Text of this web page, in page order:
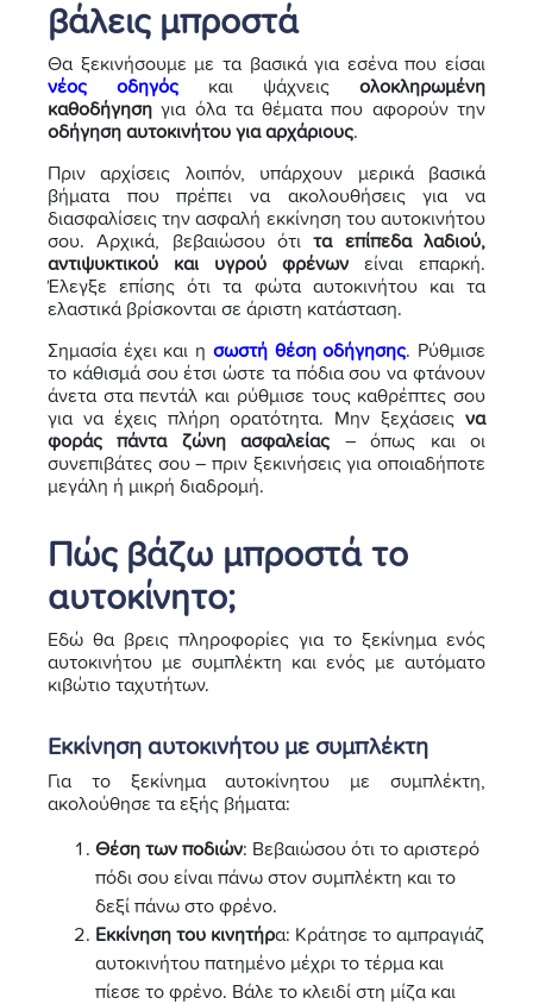
βάλεις μπροστά
Θα ξεκινήσουμε με τα βασικά για εσένα που είσαι
νέος οδηγός και ψάχνεις ολοκληρωμένη
καθοδήγηση για όλα τα θέματα που αφορούν την
οδήγηση αυτοκινήτου για αρχάριους.
Πριν αρχίσεις λοιπόν, υπάρχουν μερικά βασικά
βήματα που πρέπει να ακολουθήσεις για να
διασφαλίσεις την ασφαλή εκκίνηση του αυτοκινήτου
σου. Αρχικά, βεβαιώσου ότιτα επίπεδα λαδιού,
αντιψυκτικού και υγρού φρένων είναι επαρκή.
Έλεγξε επίσης ότι τα φώτα αυτοκινήτου και τα
ελαστικά βρίσκονται σε άριστη κατάσταση.
Σημασία έχει και η σωστή θέση οδήγησης. Ρύθμισε
το κάθισμά σου έτσι ώστε τα πόδια σου να φτάνουν
άνετα στα πεντάλ και ρύθμισε τους καθρέπτες σου
για να έχεις πλήρη ορατότητα. Μην ξεχάσεις να
φοράς πάντα ζώνη ασφαλείας – όπως και οι
συνεπιβάτες σου – πριν ξεκινήσεις για οποιαδήποτε
μεγάλη ή μικρή διαδρομή.
Πώς βάζω μπροστά το
αυτοκίνητο;
Εδώ θα βρεις πληροφορίες για το ξεκίνημα ενός
αυτοκινήτου με συμπλέκτη και ενός με αυτόματο
κιβώτιο ταχυτήτων.
Εκκίνηση αυτοκινήτου με συμπλέκτη
Για το ξεκίνημα αυτοκίνητου με συμπλέκτη,
ακολούθησε τα εξής βήματα:
Θέση των ποδιών: Βεβαιώσου ότι το αριστερό
πόδι σου είναι πάνω στον συμπλέκτη και το
δεξί πάνω στο φρένο.
Εκκίνηση του κινητήρα: Κράτησε το αμπραγιάζ
αυτοκινήτου πατημένο μέχρι το τέρμα και
πίεσε το φρένο. Βάλε το κλειδί στη μίζα και